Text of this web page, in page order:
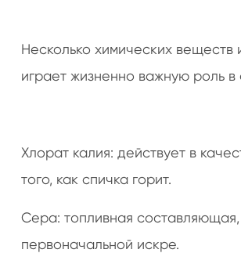
Несколько химических
играет жизненно важную роль
Хлорат калия: действует в
того, как спичка горит.
Сера: топливная составляющая,
первоначальной искре.